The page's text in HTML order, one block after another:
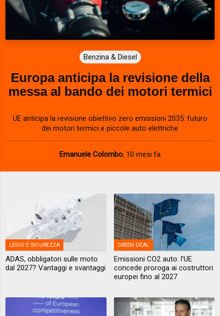
Benzina & Diesel
Europa anticipa la revisione della
messa al bando dei motori termici
UE anticipa la revisione obiettivo zero emissioni 2035: futuro
dei motori termici e piccole auto elettriche
Emanuele Colombo, 10 mesi fa
LEGGI E SICUREZZA
ADAS, obbligatori sulle moto
dal 2027? Vantaggi e svantaggi
GREEN DEAL
Emissioni CO2 auto: l’UE
concede proroga ai costruttori
europei fino al 2027